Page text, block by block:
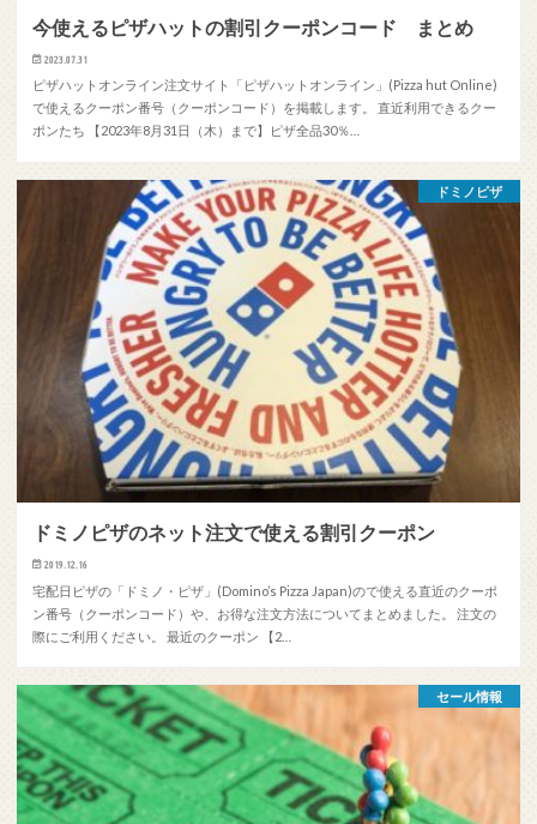
今使えるピザハットの割引クーポンコード まとめ
2023.07.31
ピザハットオンライン注文サイト「ピザハットオンライン」(Pizza hut Online)
で使えるクーポン番号（クーポンコード）を掲載します。 直近利用できるクー
ポンたち 【2023年8月31日（木）まで】ピザ全品30％…
ドミノピザ
ドミノピザのネット注文で使える割引クーポン
2019.12.16
宅配日ピザの「ドミノ・ピザ」(Domino’s Pizza Japan)ので使える直近のクーポ
ン番号（クーポンコード）や、お得な注文方法についてまとめました。 注文の
際にご利用ください。 最近のクーポン 【2…
セール情報